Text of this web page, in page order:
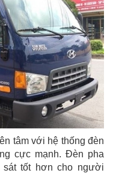
tâm với hệ thống đèn
cực mạnh. Đèn pha
sát tốt hơn cho người